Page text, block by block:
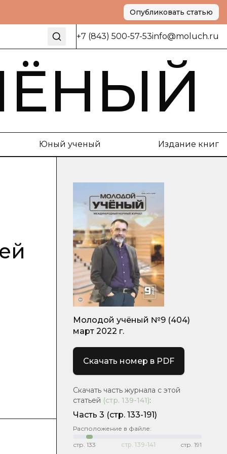
Опубликовать статью
+7 (843) 500-57-53info@moluch.ru
Юный ученый Издание книг
Молодой учёный №9 (404)
март 2022 г.
Скачать номер в PDF
Скачать часть журнала с этой
статьей (стр. 139-141):
Часть 3 (стр. 133-191)
Расположение в файле:
стр. 133 стр. 139-141 стр. 191